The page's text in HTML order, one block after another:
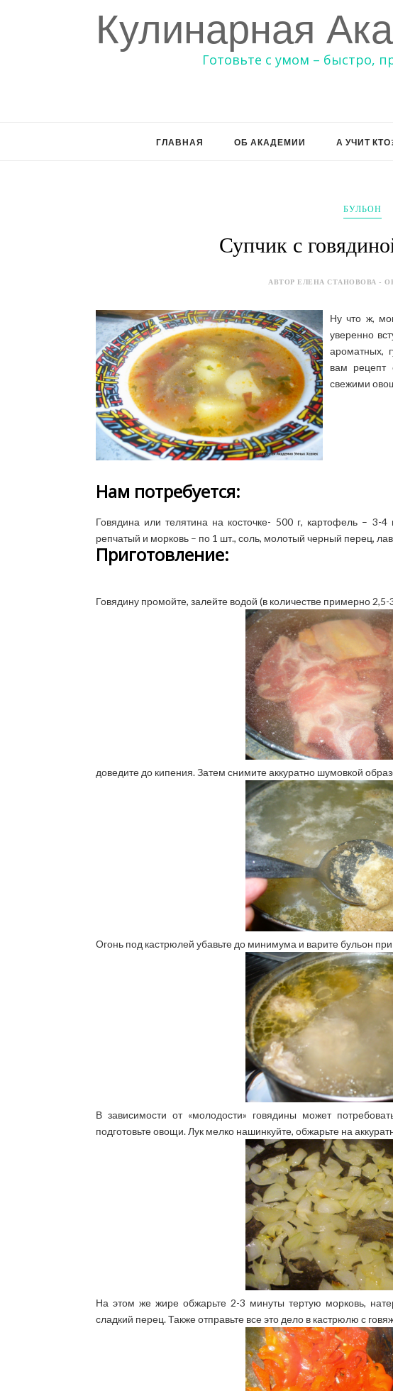
Кулинарная
Готовьте с умом – быстро,
ГЛАВНАЯ ОБ АКАДЕМИИ А УЧИТ
БУЛЬОН
Супчик с
АВТОР ЕЛЕНА СТАНОВОВА -
Ну что ж,
уверенно
ароматных,
вам рецепт
свежими
Нам потребуется:
Говядина или телятина на косточке- 500 г, картофель –
репчатый и морковь – по 1 шт., соль, молотый черный перец,
Приготовление:
Говядину промойте, залейте водой (в количестве примерно 2,5-
доведите до кипения. Затем снимите аккуратно шумовкой
Огонь под кастрюлей убавьте до минимума и варите бульон
В зависимости от «молодости» говядины может
подготовьте овощи. Лук мелко нашинкуйте, обжарьте на
На этом же жире обжарьте 2-3 минуты тертую морковь,
сладкий перец. Также отправьте все это дело в кастрюлю с